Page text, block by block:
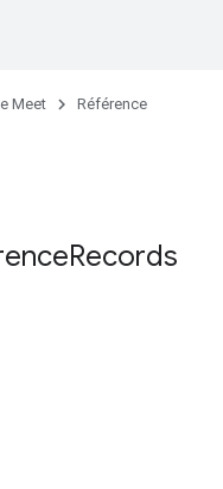
Meet Référence
Records